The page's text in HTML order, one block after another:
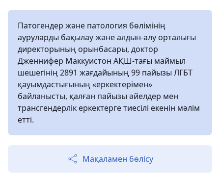
Патогендер және патология бөлімінің
ауруларды бақылау және алдын-алу орталығы
директорының орынбасары, доктор
Дженнифер Маккуистон АҚШ-тағы маймыл
шешегінің 2891 жағдайының 99 пайызы ЛГБТ
қауымдастығының «еркектерімен»
байланысты, қалған пайызы әйелдер мен
трансгендерлік еркектерге тиесілі екенін мәлім
етті.
Мақаламен бөлісу